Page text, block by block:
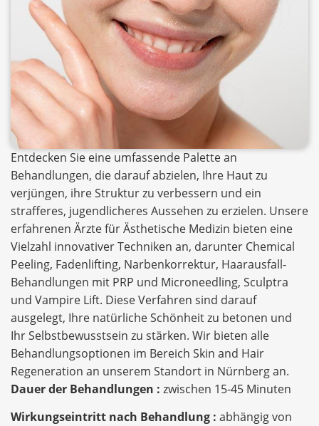
Entdecken Sie eine umfassende Palette an
Behandlungen, die darauf abzielen, Ihre Haut zu
verjüngen, ihre Struktur zu verbessern und ein
strafferes, jugendlicheres Aussehen zu erzielen. Unsere
erfahrenen Ärzte für Ästhetische Medizin bieten eine
Vielzahl innovativer Techniken an, darunter Chemical
Peeling, Fadenlifting, Narbenkorrektur, Haarausfall-
Behandlungen mit PRP und Microneedling, Sculptra
und Vampire Lift. Diese Verfahren sind darauf
ausgelegt, Ihre natürliche Schönheit zu betonen und
Ihr Selbstbewusstsein zu stärken. Wir bieten alle
Behandlungsoptionen im Bereich Skin and Hair
Regeneration an unserem Standort in Nürnberg an.
Dauer der Behandlungen : zwischen 15-45 Minuten
Wirkungseintritt nach Behandlung : abhängig von